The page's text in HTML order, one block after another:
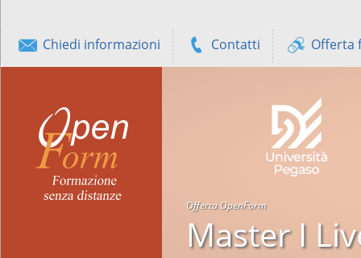
Chiedi informazioni Contatti Offerta
Offerta OpenForm
Master I